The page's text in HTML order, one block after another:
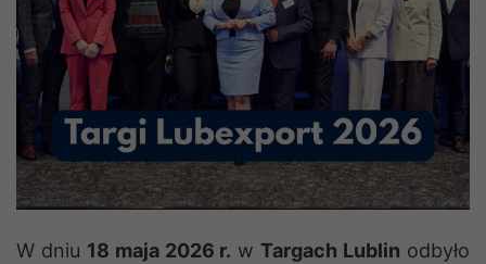
W dniu 18 maja 2026 r. wTargach Lublin odbyło